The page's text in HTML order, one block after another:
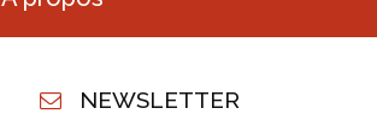
NEWSLETTER